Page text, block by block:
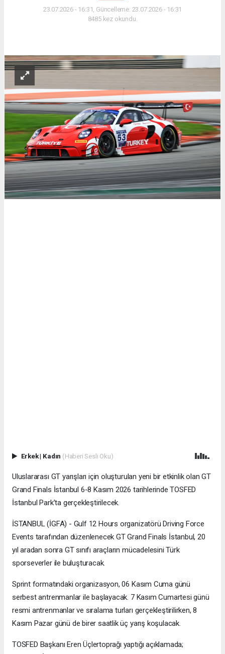
23.07.2026 - 16:31, Güncelleme: 23.07.2026 - 16:31
8485 kez okundu.
Erkek| Kadın (Haberi Sesli Oku)
Uluslararası GT yarışları için oluşturulan yeni bir etkinlik olan GT
Grand Finals İstanbul 6-8 Kasım 2026 tarihlerinde TOSFED
İstanbul Park’ta gerçekleştirilecek.
İSTANBUL (İGFA) - Gulf 12 Hours organizatörü Driving Force
Events tarafından düzenlenecek GT Grand Finals İstanbul, 20
yıl aradan sonra GT sınıfı araçların mücadelesini Türk
sporseverler ile buluşturacak.
Sprint formatındaki organizasyon, 06 Kasım Cuma günü
serbest antrenmanlar ile başlayacak. 7 Kasım Cumartesi günü
resmi antrenmanlar ve sıralama turları gerçekleştirilirken, 8
Kasım Pazar günü de birer saatlik üç yarış koşulacak.
TOSFED Başkanı Eren Üçlertoprağı yaptığı açıklamada;